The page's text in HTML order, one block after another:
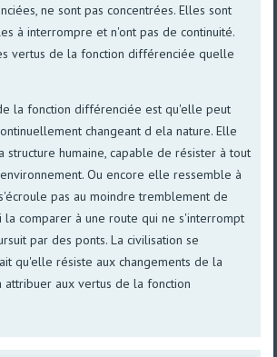
ne sont pas concentrées. Elles sont
à interrompre et n'ont pas de continuité.
vertus de la fonction différenciée quelle
la fonction différenciée est qu'elle peut
changeant d ela nature. Elle
structure humaine, capable de résister à tout
Ou encore elle ressemble à
pas au moindre tremblement de
la comparer à une route qui ne s'interrompt
par des ponts. La civilisation se
qu'elle résiste aux changements de la
attribuer aux vertus de la fonction